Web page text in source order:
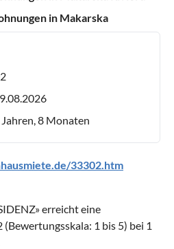
in Makarska
8 Monaten
33302.htm
» erreicht eine
(Bewertungsskala: 1 bis 5) bei 1